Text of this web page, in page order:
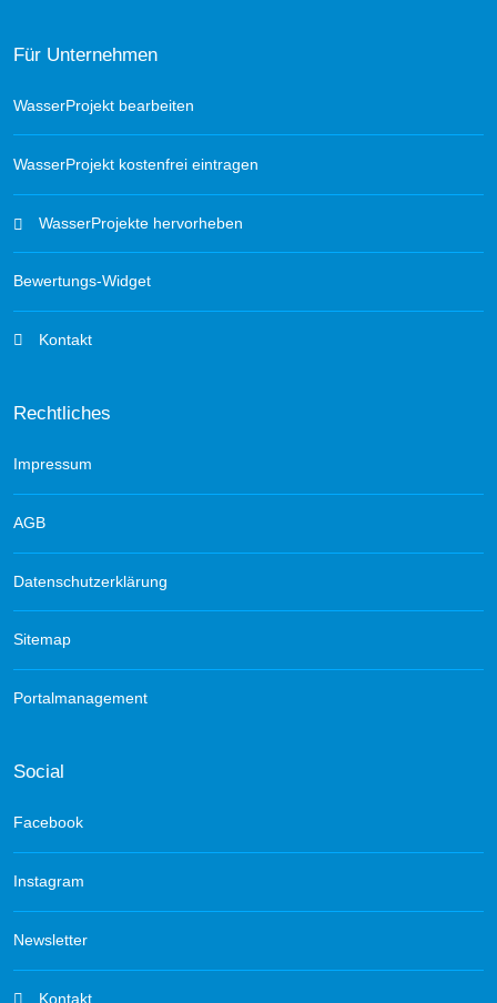
Für Unternehmen
WasserProjekt bearbeiten
WasserProjekt kostenfrei eintragen
WasserProjekte hervorheben
Bewertungs-Widget
Kontakt
Rechtliches
Impressum
AGB
Datenschutzerklärung
Sitemap
Portalmanagement
Social
Facebook
Instagram
Newsletter
Kontakt